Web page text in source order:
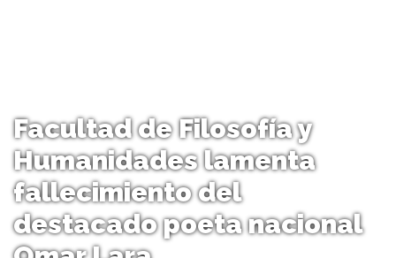
Facultad de Filosofía y
Humanidades lamenta
fallecimiento del
destacado poeta nacional